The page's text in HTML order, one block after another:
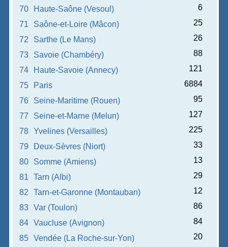
70
Haute-Saône (Vesoul)
6
71
Saône-et-Loire (Mâcon)
25
72
Sarthe (Le Mans)
26
73
Savoie (Chambéry)
88
74
Haute-Savoie (Annecy)
121
75
Paris
6884
76
Seine-Maritime (Rouen)
95
77
Seine-et-Marne (Melun)
127
78
Yvelines (Versailles)
225
79
Deux-Sèvres (Niort)
33
80
Somme (Amiens)
13
81
Tarn (Albi)
29
82
Tarn-et-Garonne (Montauban)
12
83
Var (Toulon)
86
84
Vaucluse (Avignon)
84
85
Vendée (La Roche-sur-Yon)
20